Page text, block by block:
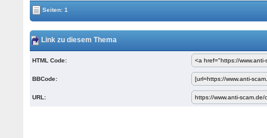
Seiten: 1
Link zu diesem Thema
HTML Code:
BBCode:
URL: